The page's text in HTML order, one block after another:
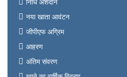
नया खाता आवंटन
जीपीएफ अग्रिम
आहरण
अंतिम संवरण